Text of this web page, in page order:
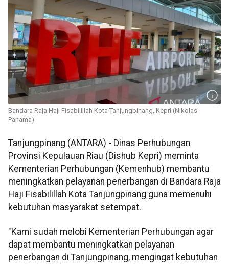
Bandara Raja Haji Fisabilillah Kota Tanjungpinang, Kepri (Nikolas
Panama)
Tanjungpinang (ANTARA) - Dinas Perhubungan
Provinsi Kepulauan Riau (Dishub Kepri) meminta
Kementerian Perhubungan (Kemenhub) membantu
meningkatkan pelayanan penerbangan di Bandara Raja
Haji Fisabilillah Kota Tanjungpinang guna memenuhi
kebutuhan masyarakat setempat.
"Kami sudah melobi Kementerian Perhubungan agar
dapat membantu meningkatkan pelayanan
penerbangan di Tanjungpinang, mengingat kebutuhan